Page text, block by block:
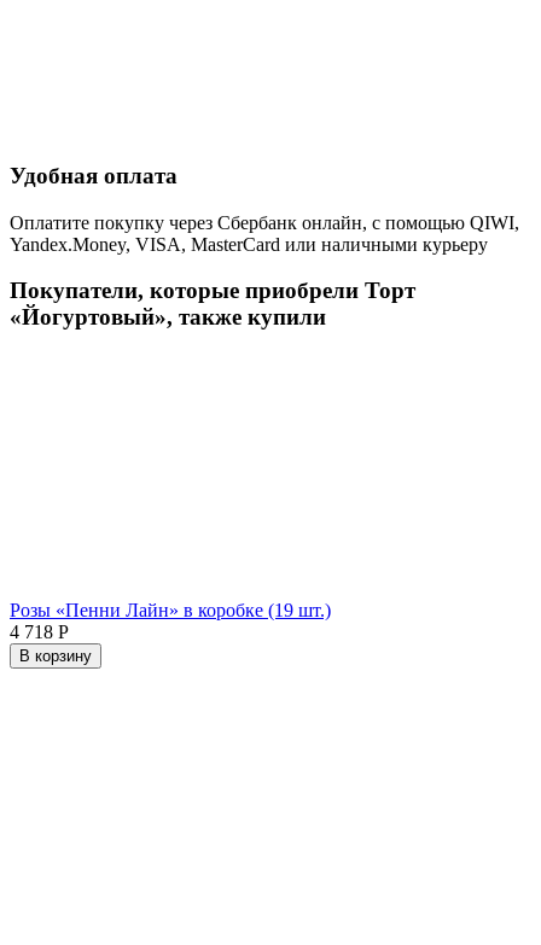
Удобная оплата
Оплатите покупку через Сбербанк онлайн, с помощью QIWI,
Yandex.Money, VISA, MasterCard или наличными курьеру
Покупатели, которые приобрели Торт
«Йогуртовый», также купили
Розы «Пенни Лайн» в коробке (19 шт.)
4 718 Р
В корзину